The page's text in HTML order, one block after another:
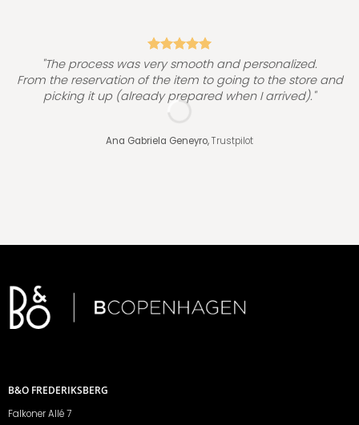
"The process was very smooth and personalized.
From the reservation of the item to going to the store and
picking it up (already prepared when I arrived)."
Ana Gabriela Geneyro,Trustpilot
B&O FREDERIKSBERG
Falkoner Allé 7